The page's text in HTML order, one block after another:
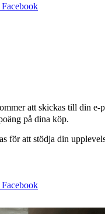
att skickas till din e-
på dina köp.
för att stödja din